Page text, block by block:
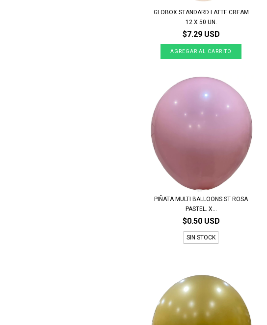
GLOBOX STANDARD LATTE CREAM
12 X 50 UN.
$7.29 USD
PIÑATA MULTI BALLOONS ST ROSA
PASTEL. X...
$0.50 USD
SIN STOCK